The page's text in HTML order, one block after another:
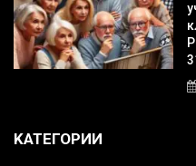
KАТЕГОРИИ